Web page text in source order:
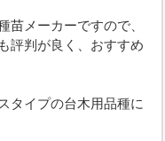
苗メーカーですので、
評判が良く、おすすめ
タイプの台木用品種に